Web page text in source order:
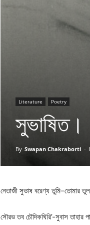
Literature Poetry
সুভাষিত।
By Swapan Chakraborti -
নেতাজী সুভাষ বরেণ্য তুমি–তোমার
সৌরভ তব চৌদিকঘিরি’-সুবাস তাহার